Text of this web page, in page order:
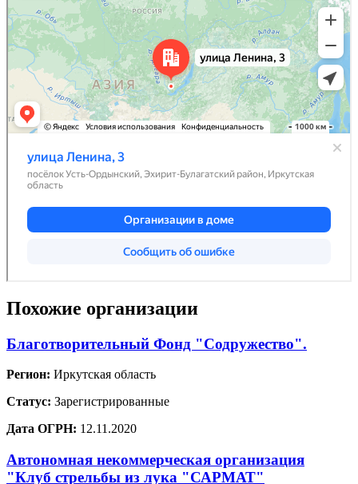
Похожие организации
Благотворительный Фонд "Содружество".
Регион: Иркутская область
Статус: Зарегистрированные
Дата ОГРН: 12.11.2020
Автономная некоммерческая организация
"Клуб стрельбы из лука "САРМАТ"